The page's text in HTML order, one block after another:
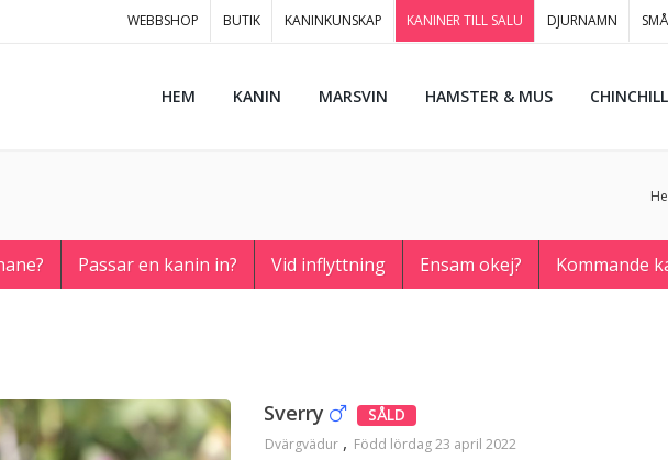
WEBBSHOP BUTIK KANINKUNSKAP KANINER TILL SALU DJURNAMN
HEM KANIN MARSVIN HAMSTER & MUS
Passar en kanin in? Vid inflyttning Ensam okej? Kommande
Sverry SÅLD
Dvärgvädur Född lördag 23 april 2022